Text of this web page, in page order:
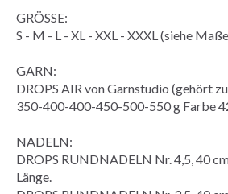
GRÖSSE:
S - M - L - XL - XXL - XXXL (siehe Maße
GARN:
DROPS AIR von Garnstudio (gehört
350-400-400-450-500-550 g Farbe
NADELN:
DROPS RUNDNADELN Nr. 4,5, 40
Länge.